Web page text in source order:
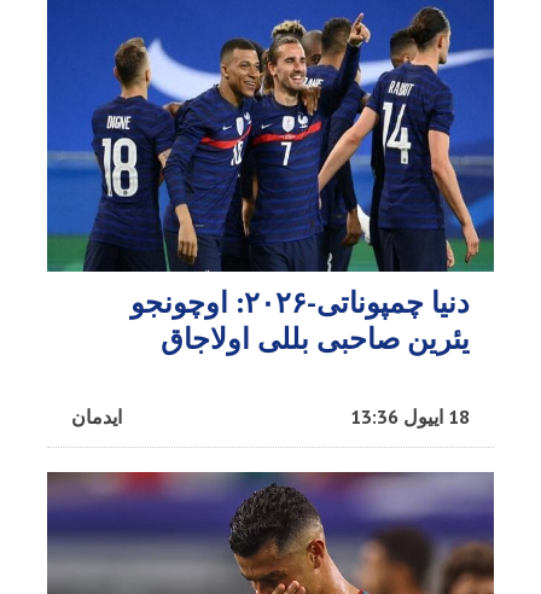
دنیا چمپوناتی-۲۰۲۶: اوچونجو
یئرین صاحبی بللی اولاجاق
ایدمان 18 اییول 13:36